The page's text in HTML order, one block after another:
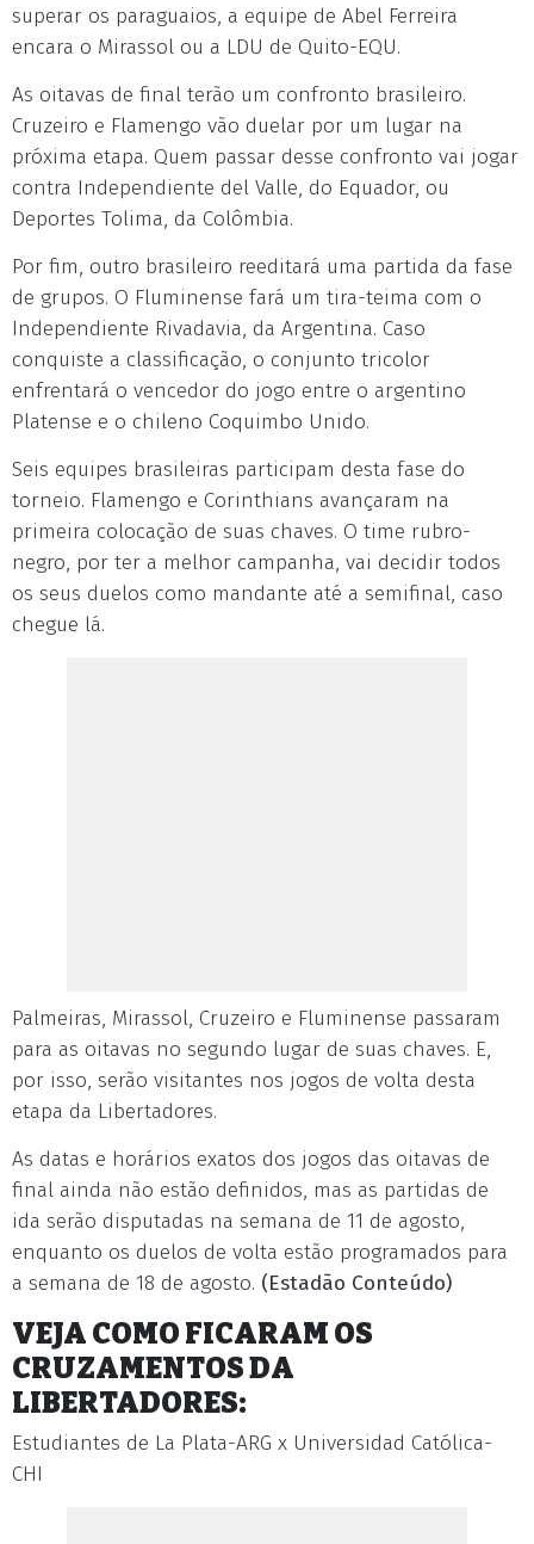
superar os paraguaios, a equipe de Abel Ferreira
encara o Mirassol ou a LDU de Quito-EQU.
As oitavas de final terão um confronto brasileiro.
Cruzeiro e Flamengo vão duelar por um lugar na
próxima etapa. Quem passar desse confronto vai jogar
contra Independiente del Valle, do Equador, ou
Deportes Tolima, da Colômbia.
Por fim, outro brasileiro reeditará uma partida da fase
de grupos. O Fluminense fará um tira-teima com o
Independiente Rivadavia, da Argentina. Caso
conquiste a classificação, o conjunto tricolor
enfrentará o vencedor do jogo entre o argentino
Platense e o chileno Coquimbo Unido.
Seis equipes brasileiras participam desta fase do
torneio. Flamengo e Corinthians avançaram na
primeira colocação de suas chaves. O time rubro-
negro, por ter a melhor campanha, vai decidir todos
os seus duelos como mandante até a semifinal, caso
chegue lá.
Palmeiras, Mirassol, Cruzeiro e Fluminense passaram
para as oitavas no segundo lugar de suas chaves. E,
por isso, serão visitantes nos jogos de volta desta
etapa da Libertadores.
As datas e horários exatos dos jogos das oitavas de
final ainda não estão definidos, mas as partidas de
ida serão disputadas na semana de 11 de agosto,
enquanto os duelos de volta estão programados para
a semana de 18 de agosto. (Estadão Conteúdo)
VEJA COMO FICARAM OS
CRUZAMENTOS DA
LIBERTADORES:
Estudiantes de La Plata-ARG x Universidad Católica-
CHI